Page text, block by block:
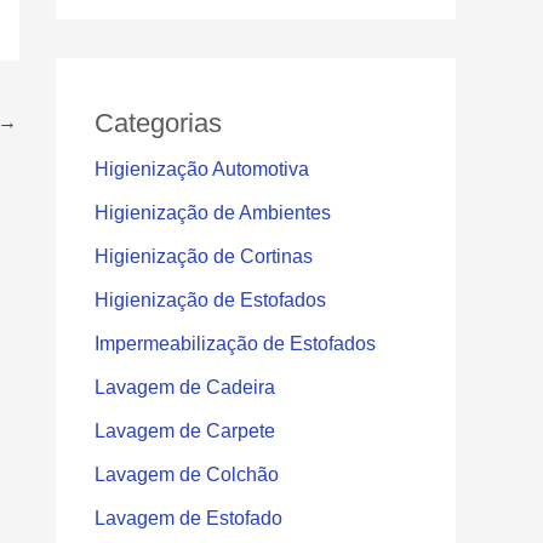
→ Categorias
Higienização Automotiva
Higienização de Ambientes
Higienização de Cortinas
Higienização de Estofados
Impermeabilização de Estofados
Lavagem de Cadeira
Lavagem de Carpete
Lavagem de Colchão
Lavagem de Estofado